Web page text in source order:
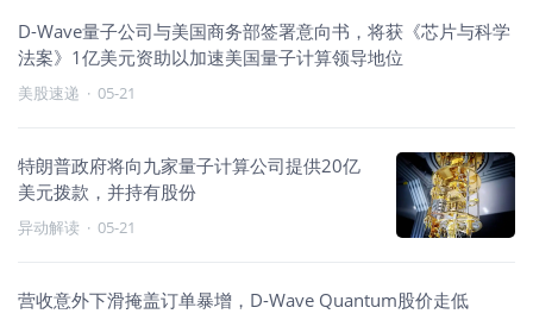
D-Wave量子公司与美国商务部签署意向书，将获《芯片与科学
法案》1亿美元资助以加速美国量子计算领导地位
美股速递 · 05-21
特朗普政府将向九家量子计算公司提供20亿
美元拨款，并持有股份
异动解读 · 05-21
营收意外下滑掩盖订单暴增，D-Wave Quantum股价走低